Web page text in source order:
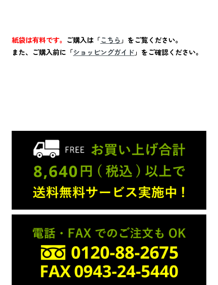
紙袋は有料です。 ご購入は「こちら 」をご覧ください。
また、ご購入前に「ショッピングガイド 」をご確認ください。